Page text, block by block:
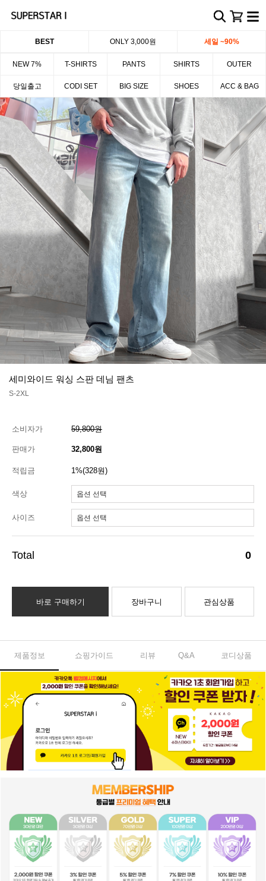
BEST ONLY 3,000원 세일 ~90%
NEW 7% T-SHIRTS PANTS SHIRTS OUTER
당일출고 CODI SET BIG SIZE SHOES ACC & BAG
세미와이드 워싱 스판 데님 팬츠
S-2XL
소비자가 59,800원
판매가 32,800원
적립금 1%(328원)
색상
사이즈
0
바로 구매하기 장바구니 관심상품
제품정보 쇼핑가이드 리뷰 Q&A 코디상품